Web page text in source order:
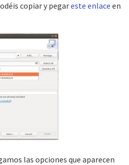
copiar y pegareste enlace en
las opciones que aparecen